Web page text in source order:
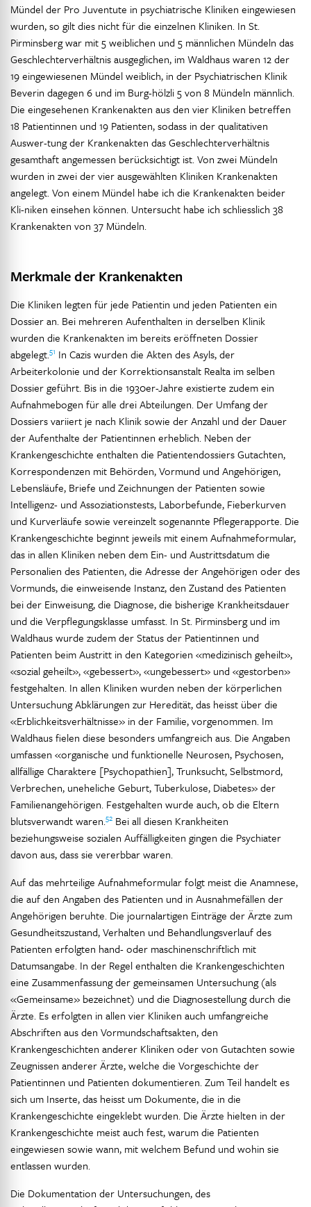
Mündel der Pro Juventute in psychiatrische Kliniken eingewiesen
wurden, so gilt dies nicht für die einzelnen Kliniken. In St.
Pirminsberg war mit 5 weiblichen und 5 männlichen Mündeln das
Geschlechterverhältnis ausgeglichen, im Waldhaus waren 12 der
19 eingewiesenen Mündel weiblich, in der Psychiatrischen Klinik
Beverin dagegen 6 und im Burg-hölzli 5 von 8 Mündeln männlich.
Die eingesehenen Krankenakten aus den vier Kliniken betreffen
18 Patientinnen und 19 Patienten, sodass in der qualitativen
Auswer-tung der Krankenakten das Geschlechterverhältnis
gesamthaft angemessen berücksichtigt ist. Von zwei Mündeln
wurden in zwei der vier ausgewählten Kliniken Krankenakten
angelegt. Von einem Mündel habe ich die Krankenakten beider
Kli-niken einsehen können. Untersucht habe ich schliesslich 38
Krankenakten von 37 Mündeln.
Merkmale der Krankenakten
Die Kliniken legten für jede Patientin und jeden Patienten ein
Dossier an. Bei mehreren Aufenthalten in derselben Klinik
wurden die Krankenakten im bereits eröffneten Dossier
abgelegt.51 In Cazis wurden die Akten des Asyls, der
Arbeiterkolonie und der Korrektionsanstalt Realta im selben
Dossier geführt. Bis in die 1930er-Jahre existierte zudem ein
Aufnahmebogen für alle drei Abteilungen. Der Umfang der
Dossiers variiert je nach Klinik sowie der Anzahl und der Dauer
der Aufenthalte der Patientinnen erheblich. Neben der
Krankengeschichte enthalten die Patientendossiers Gutachten,
Korrespondenzen mit Behörden, Vormund und Angehörigen,
Lebensläufe, Briefe und Zeichnungen der Patienten sowie
Intelligenz- und Assoziationstests, Laborbefunde, Fieberkurven
und Kurverläufe sowie vereinzelt sogenannte Pflegerapporte. Die
Krankengeschichte beginnt jeweils mit einem Aufnahmeformular,
das in allen Kliniken neben dem Ein- und Austrittsdatum die
Personalien des Patienten, die Adresse der Angehörigen oder des
Vormunds, die einweisende Instanz, den Zustand des Patienten
bei der Einweisung, die Diagnose, die bisherige Krankheitsdauer
und die Verpflegungsklasse umfasst. In St. Pirminsberg und im
Waldhaus wurde zudem der Status der Patientinnen und
Patienten beim Austritt in den Kategorien «medizinisch geheilt»,
«sozial geheilt», «gebessert», «ungebessert» und «gestorben»
festgehalten. In allen Kliniken wurden neben der körperlichen
Untersuchung Abklärungen zur Heredität, das heisst über die
«Erblichkeitsverhältnisse» in der Familie, vorgenommen. Im
Waldhaus fielen diese besonders umfangreich aus. Die Angaben
umfassen «organische und funktionelle Neurosen, Psychosen,
allfällige Charaktere [Psychopathien], Trunksucht, Selbstmord,
Verbrechen, uneheliche Geburt, Tuberkulose, Diabetes» der
Familienangehörigen. Festgehalten wurde auch, ob die Eltern
blutsverwandt waren.52 Bei all diesen Krankheiten
beziehungsweise sozialen Auffälligkeiten gingen die Psychiater
davon aus, dass sie vererbbar waren.
Auf das mehrteilige Aufnahmeformular folgt meist die Anamnese,
die auf den Angaben des Patienten und in Ausnahmefällen der
Angehörigen beruhte. Die journalartigen Einträge der Ärzte zum
Gesundheitszustand, Verhalten und Behandlungsverlauf des
Patienten erfolgten hand- oder maschinenschriftlich mit
Datumsangabe. In der Regel enthalten die Krankengeschichten
eine Zusammenfassung der gemeinsamen Untersuchung (als
«Gemeinsame» bezeichnet) und die Diagnosestellung durch die
Ärzte. Es erfolgten in allen vier Kliniken auch umfangreiche
Abschriften aus den Vormundschaftsakten, den
Krankengeschichten anderer Kliniken oder von Gutachten sowie
Zeugnissen anderer Ärzte, welche die Vorgeschichte der
Patientinnen und Patienten dokumentieren. Zum Teil handelt es
sich um Inserte, das heisst um Dokumente, die in die
Krankengeschichte eingeklebt wurden. Die Ärzte hielten in der
Krankengeschichte meist auch fest, warum die Patienten
eingewiesen sowie wann, mit welchem Befund und wohin sie
entlassen wurden.
Die Dokumentation der Untersuchungen, des